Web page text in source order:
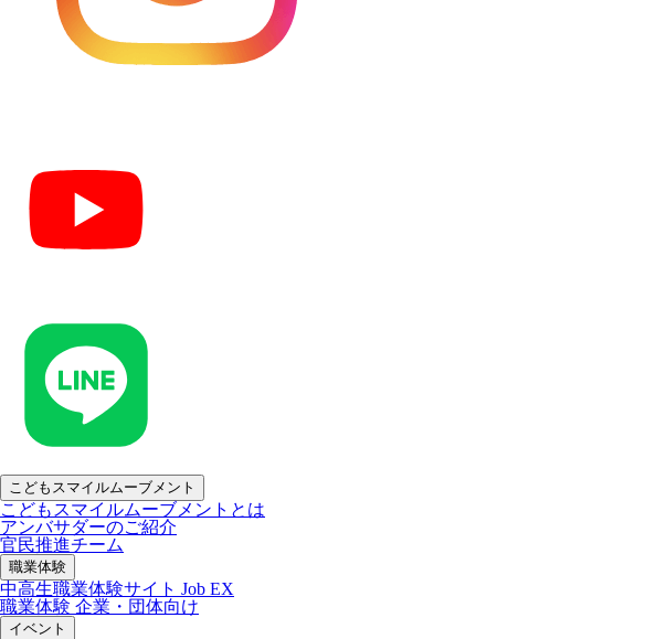
こどもスマイルムーブメント
こどもスマイルムーブメントとは
アンバサダーのご紹介
官民推進チーム
職業体験
中高生職業体験サイト Job EX
職業体験 企業・団体向け
イベント